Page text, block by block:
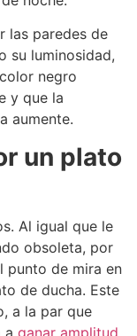
las paredes de
su luminosidad,
negro
y que la
aumente.
un plato
Al igual que le
obsoleta, por
punto de mira en
de ducha. Este
a la par que
a ganar amplitud